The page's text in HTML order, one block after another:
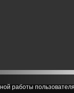
работы